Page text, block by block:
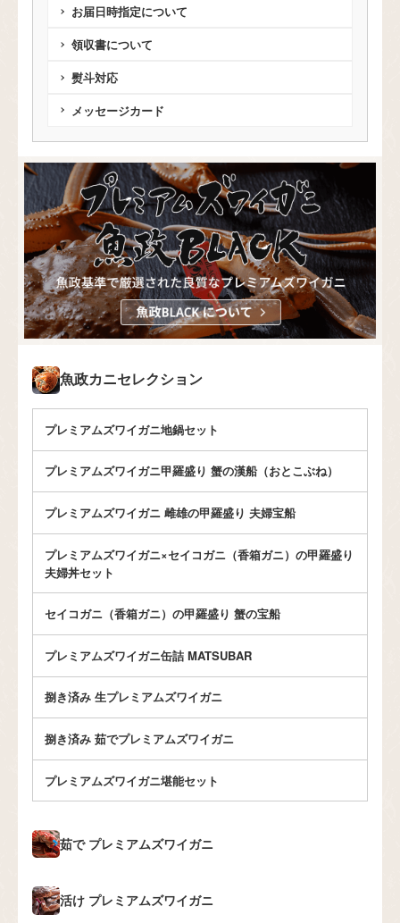
魚政カニセレクション
プレミアムズワイガニ地鍋セット
プレミアムズワイガニ甲羅盛り 蟹の漢船（おとこぶね）
プレミアムズワイガニ 雌雄の甲羅盛り 夫婦宝船
プレミアムズワイガニ×セイコガニ（香箱ガニ）の甲羅盛り
夫婦丼セット
セイコガニ（香箱ガニ）の甲羅盛り 蟹の宝船
プレミアムズワイガニ缶詰 MATSUBAR
捌き済み 生プレミアムズワイガニ
捌き済み 茹でプレミアムズワイガニ
プレミアムズワイガニ堪能セット
茹で プレミアムズワイガニ
活け プレミアムズワイガニ
お届日時指定について
領収書について
熨斗対応
メッセージカード